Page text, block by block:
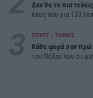
Δεν θα το
έπος που για 133
ΣΕΙΡΕΣ - ΤΑΙΝΙΕΣ
Κάθε φορά σαν
του Νόλαν που οι